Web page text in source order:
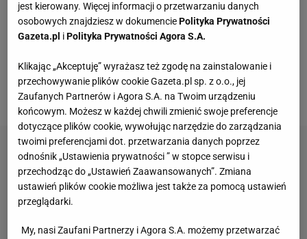
50-tko, te buty od Lasockiego to mięciutki wybór
na jesień
Szerokie spodnie w paski z Zary są teraz tańsze
aż o 41 proc
jest kierowany. Więcej informacji o przetwarzaniu danych
osobowych znajdziesz w dokumenciePolityka Prywatności
Gazeta.pl iPolityka Prywatności Agora S.A.
Klikając „Akceptuję” wyrażasz też zgodę na zainstalowanie i
przechowywanie plików cookie Gazeta.pl sp. z o.o., jej
Zaufanych Partnerów i Agora S.A. na Twoim urządzeniu
końcowym. Możesz w każdej chwili zmienić swoje preferencje
dotyczące plików cookie, wywołując narzędzie do zarządzania
twoimi preferencjami dot. przetwarzania danych poprzez
odnośnik „Ustawienia prywatności ” w stopce serwisu i
przechodząc do „Ustawień Zaawansowanych”. Zmiana
ustawień plików cookie możliwa jest także za pomocą ustawień
przeglądarki.
My, nasi Zaufani Partnerzy i Agora S.A. możemy przetwarzać